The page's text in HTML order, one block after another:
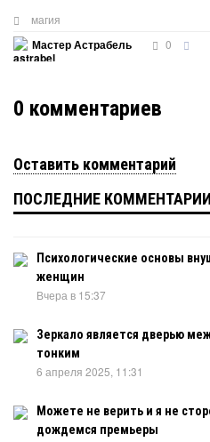
магия
Мастер Астрабель
0
0 комментариев
Оставить комментарий
ПОСЛЕДНИЕ КОММЕНТАРИИ
Психологические основы
женщин
Вчера в 15:37
Зеркало является дверью
тонким
6 апреля 2025, 11:31
Можете не верить и я не
дождемся премьеры